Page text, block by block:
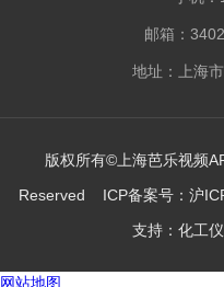
邮箱：
地址：上
版权所有©上海芭乐视频
Reserved ICP备案号： 沪
支持： 化工
网站地图